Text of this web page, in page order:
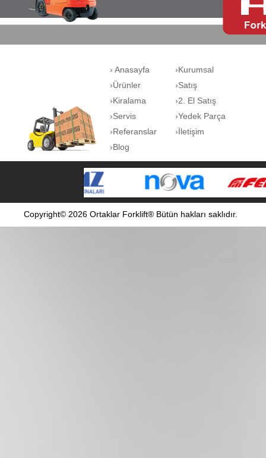
› Anasayfa
›Kurumsal
›Ürünler
›Satış
›Kiralama
›2. El Satış
›Servis
›Yedek Parça
›Referanslar
›İletişim
›Blog
Copyright© 2026 Ortaklar Forklift® Bütün hakları saklıdır.